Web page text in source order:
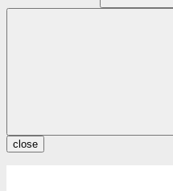
close